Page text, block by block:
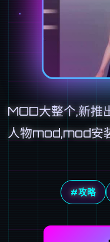
MOD大整个,新推
人物mod,mod安
#攻略